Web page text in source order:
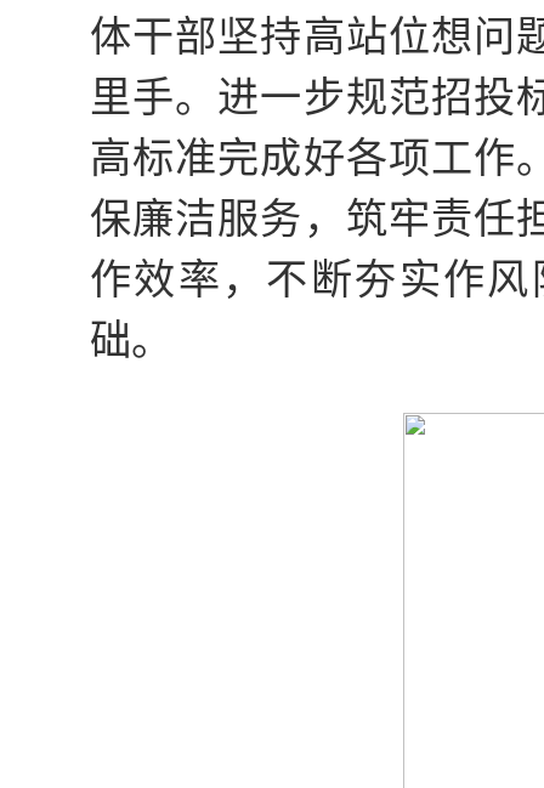
体干部坚持高站位想问
里手。进一步规范招投
高标准完成好各项工作
保廉洁服务，筑牢责任
作效率， 不断夯实作
础。